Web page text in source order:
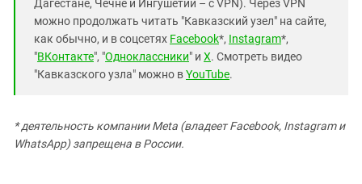
Дагестане, Чечне и Ингушетии – с VPN). Через VPN
можно продолжать читать "Кавказский узел" на сайте,
как обычно, и в соцсетях Facebook*, Instagram*,
"ВКонтакте", "Одноклассники" и X. Смотреть видео
"Кавказского узла" можно вYouTube.
* деятельность компании Meta (владеет Facebook, Instagram и
WhatsApp) запрещена в России.